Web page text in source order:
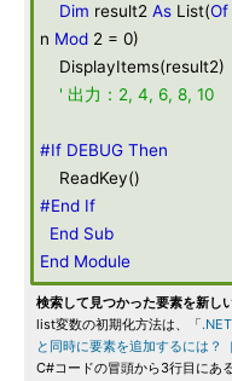
Dim result2 As List(Of
n Mod 2 = 0)
DisplayItems(result2)
' 出力：2, 4, 6, 8, 10
#If DEBUG Then
ReadKey()
#End If
End Sub
End Module
検索して見つかった要素を新し
list変数の初期化方法は、「
と同時に要素を追加するには？
C#コードの冒頭から3行目に